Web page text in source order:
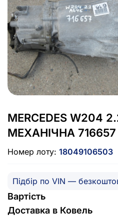
MERCEDES W204
МЕХАНІЧНА 716657
Номер лоту: 18049106503
Підбір по VIN —
Вартість
Доставка в Ковель